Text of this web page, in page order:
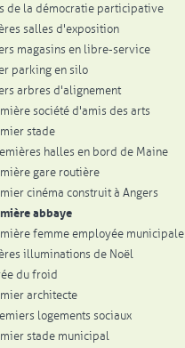
de la démocratie participative
salles d'exposition
magasins en libre-service
parking en silo
arbres d'alignement
société d'amis des arts
stade
halles en bord de Maine
gare routière
cinéma construit à Angers
abbaye
femme employée municipale
illuminations de Noël
du froid
architecte
logements sociaux
stade municipal